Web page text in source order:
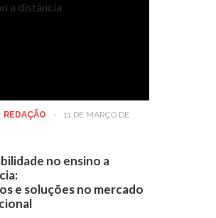
REDAÇÃO -
11 DE MARÇO DE
no ensino a
e soluções no mercado